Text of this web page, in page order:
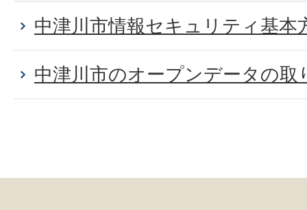
中津川市情報セキュリティ基本
中津川市のオープンデータの取